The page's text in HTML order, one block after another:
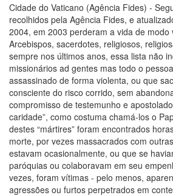
Cidade do Vaticano (Agência Fides) -
recolhidos pela Agência Fides, e
2004, em 2003 perderam a vida de modo
Arcebispos, sacerdotes, religiosos,
sempre nos últimos anos, essa lista não
missionários ad gentes mas todo o
assassinado de forma violenta, ou que
consciente do risco corrido, sem
compromisso de testemunho e
caridade”, como costuma chamá-los o
destes “mártires” foram encontrados
morte, por vezes massacrados com
estavam ocasionalmente, ou que se
paróquias ou colaboravam em seu
vezes, foram vítimas - pelo menos,
agressões ou furtos perpetrados em